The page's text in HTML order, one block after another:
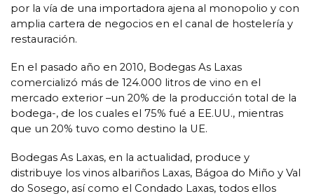
por la vía de una importadora ajena al monopolio y con
amplia cartera de negocios en el canal de hostelería y
restauración.
En el pasado año en 2010, Bodegas As Laxas
comercializó más de 124.000 litros de vino en el
mercado exterior –un 20% de la producción total de la
bodega-, de los cuales el 75% fué a EE.UU., mientras
que un 20% tuvo como destino la UE.
Bodegas As Laxas, en la actualidad, produce y
distribuye los vinos albariños Laxas, Bágoa do Miño y Val
do Sosego, así como el Condado Laxas, todos ellos